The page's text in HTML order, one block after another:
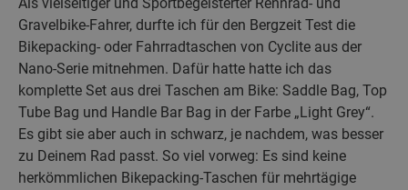
Gravelbike-Fahrer, durfte ich für den Bergzeit Test die
Bikepacking- oder Fahrradtaschen von Cyclite aus der
Nano-Serie mitnehmen. Dafür hatte hatte ich das
komplette Set aus drei Taschen am Bike: Saddle Bag, Top
Tube Bag und Handle Bar Bag in der Farbe „Light Grey“.
Es gibt sie aber auch in schwarz, je nachdem, was besser
zu Deinem Rad passt. So viel vorweg: Es sind keine
herkömmlichen Bikepacking-Taschen für mehrtägige